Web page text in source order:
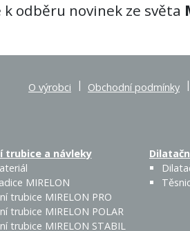
odběru novinek ze světa
O výrobci | Obchodní podmínky |
trubice a návleky
MIRELON
trubice MIRELON PRO
trubice MIRELON POLAR
trubice MIRELON STABIL